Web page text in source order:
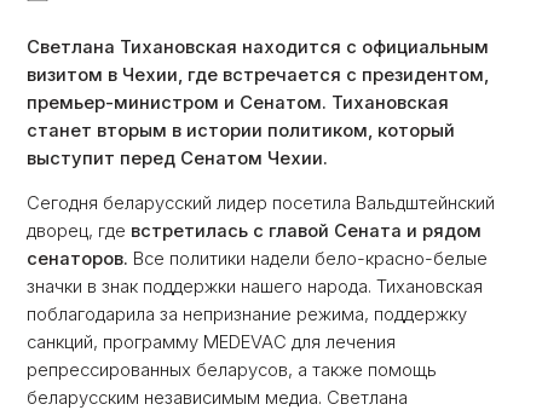
Светлана Тихановская находится с официальным
визитом в Чехии, где встречается с президентом,
премьер-министром и Сенатом. Тихановская
станет вторым в истории политиком, который
выступит перед Сенатом Чехии.
Сегодня беларусский лидер посетила Вальдштейнский
дворец, где встретилась с главой Сената и рядом
сенаторов. Все политики надели бело-красно-белые
значки в знак поддержки нашего народа. Тихановская
поблагодарила за непризнание режима, поддержку
санкций, программу MEDEVAC для лечения
репрессированных беларусов, а также помощь
беларусским независимым медиа. Светлана